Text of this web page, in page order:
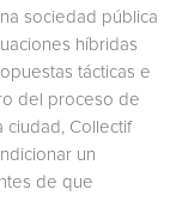
sociedad pública
híbridas
tácticas e
del proceso de
ciudad, Collectif
un
de que